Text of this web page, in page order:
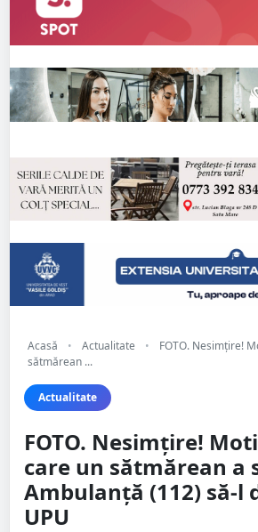
Acasă • Actualitate •
FOTO. Nesimțire!
sătmărean ...
Actualitate
FOTO. Nesimțire!
care un sătmărean a
Ambulanță (112) să-l
UPU